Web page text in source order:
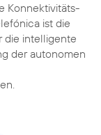
Konnektivitäts-
ist die
die intelligente
der autonomen